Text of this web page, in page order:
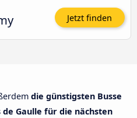
Jetzt finden
die günstigsten Busse
Gaulle für die nächsten